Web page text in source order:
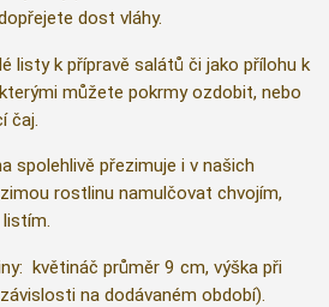
dost vláhy.
listy k přípravě salátů či jako přílohu k
můžete pokrmy ozdobit, nebo
čaj.
spolehlivě přezimuje i v našich
rostlinu namulčovat chvojím,
květináč průměr 9 cm, výška při
na dodávaném období).